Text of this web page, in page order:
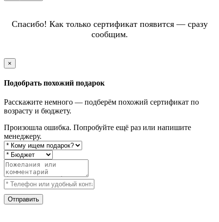
Спасибо! Как только сертификат появится — сразу
сообщим.
×
Подобрать похожий подарок
Расскажите немного — подберём похожий сертификат по
возрасту и бюджету.
Произошла ошибка. Попробуйте ещё раз или напишите
менеджеру.
Отправить